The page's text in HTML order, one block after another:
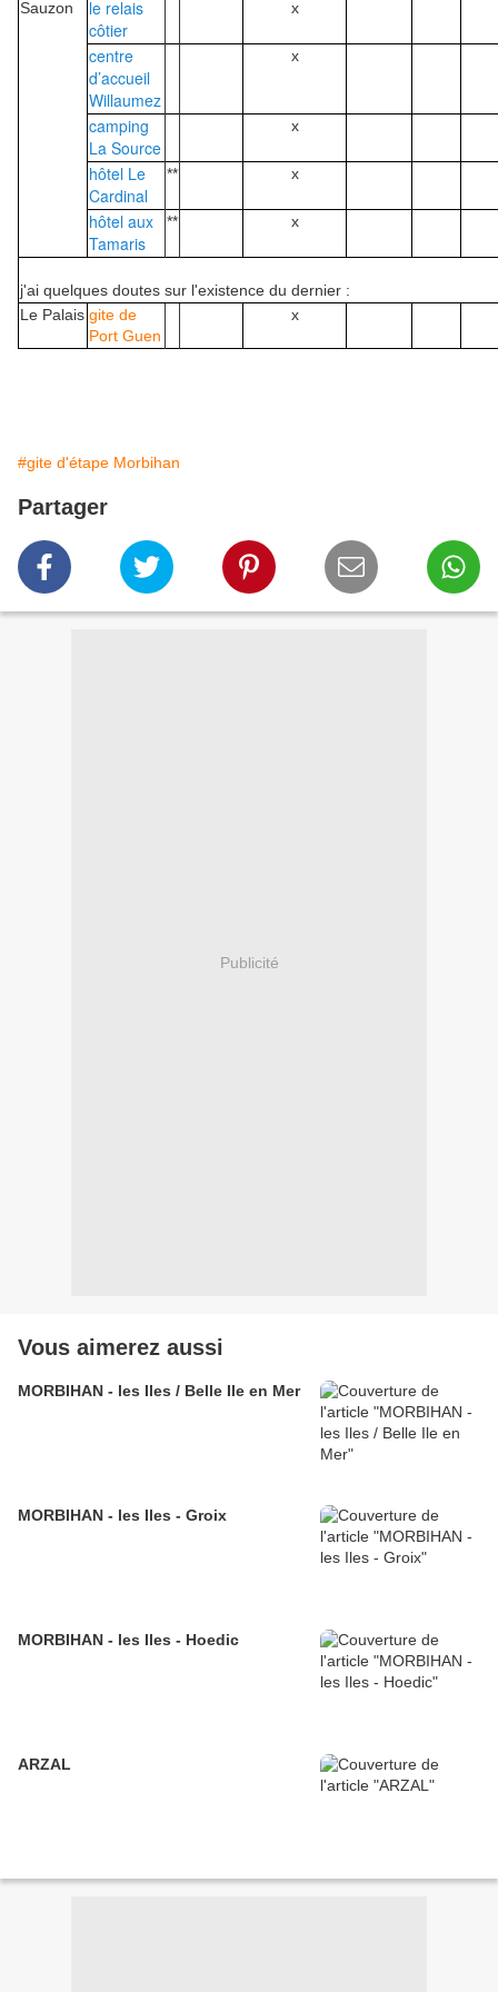
Sauzon
le relais
côtier
x
centre
d’accueil
Willaumez
x
camping
La Source
x
hôtel Le
Cardinal
** x
hôtel aux
Tamaris
** x
j'ai quelques doutes sur l'existence du dernier :
Le Palais gite de
Port Guen
x
#gite d'étape Morbihan
Partager
Publicité
Vous aimerez aussi
MORBIHAN - les Iles / Belle Ile en Mer
MORBIHAN - les Iles - Groix
MORBIHAN - les Iles - Hoedic
ARZAL